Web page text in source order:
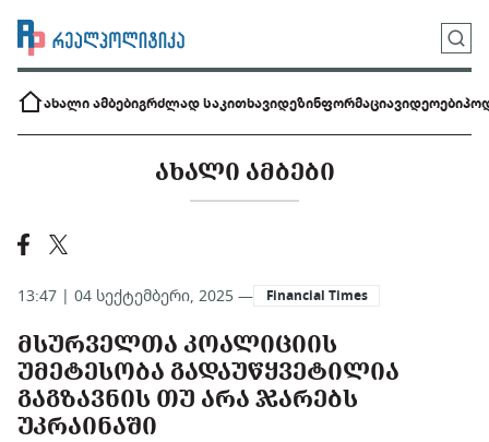
ახალი ამბებიგრძლად საკითხავიდეზინფორმაციავიდეოები
ᲐᲮᲐᲚᲘ ᲐᲛᲑᲔᲑᲘ
13:47 | 04 სექტემბერი, 2025 — Financial Times
ᲛᲡᲣᲠᲕᲔᲚᲗᲐ ᲙᲝᲐᲚᲘᲪᲘᲘᲡ
ᲣᲛᲔᲢᲔᲡᲝᲑᲐ ᲒᲐᲓᲐᲣᲬᲧᲕᲔᲢᲘᲚᲘᲐ
ᲒᲐᲒᲖᲐᲕᲜᲘᲡ ᲗᲣ ᲐᲠᲐ ᲯᲐᲠᲔᲑᲡ
ᲣᲙᲠᲐᲘᲜᲐᲨᲘ